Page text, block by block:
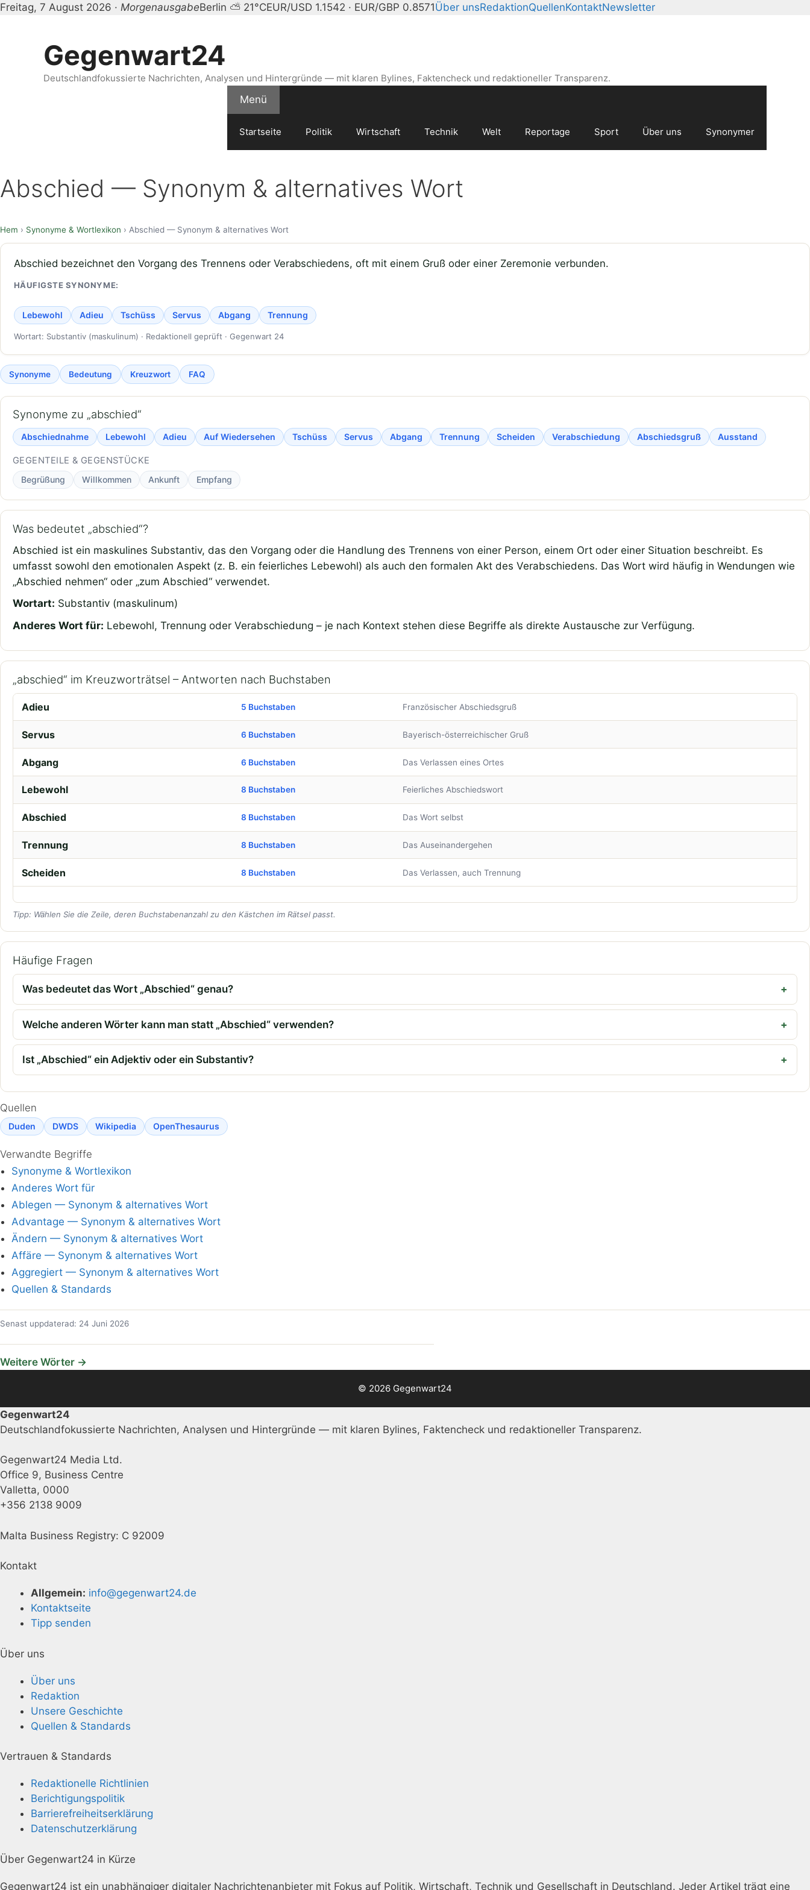
Freitag, 7 August 2026 · MorgenausgabeBerlin ⛅ 21°CEUR/USD 1.1542 · EUR/GBP 0.8571Über unsRedaktionQuellenKontaktNewsletter
Gegenwart24
Deutschlandfokussierte Nachrichten, Analysen und Hintergründe — mit klaren Bylines, Faktencheck und redaktioneller Transparenz.
Menü
Startseite Politik Wirtschaft Technik Welt Reportage Sport Über uns Synonymer
Abschied — Synonym & alternatives Wort
Hem › Synonyme & Wortlexikon › Abschied — Synonym & alternatives Wort
Abschied bezeichnet den Vorgang des Trennens oder Verabschiedens, oft mit einem Gruß oder einer Zeremonie verbunden.
HÄUFIGSTE SYNONYME:
Lebewohl Adieu Tschüss Servus Abgang Trennung
Wortart: Substantiv (maskulinum) · Redaktionell geprüft · Gegenwart 24
Synonyme Bedeutung Kreuzwort FAQ
Synonyme zu „abschied“
Abschiednahme Lebewohl Adieu Auf Wiedersehen Tschüss Servus Abgang Trennung Scheiden Verabschiedung Abschiedsgruß Ausstand
GEGENTEILE & GEGENSTÜCKE
Begrüßung Willkommen Ankunft Empfang
Was bedeutet „abschied“?
Abschied ist ein maskulines Substantiv, das den Vorgang oder die Handlung des Trennens von einer Person, einem Ort oder einer Situation beschreibt. Es
umfasst sowohl den emotionalen Aspekt (z. B. ein feierliches Lebewohl) als auch den formalen Akt des Verabschiedens. Das Wort wird häufig in Wendungen wie
„Abschied nehmen“ oder „zum Abschied“ verwendet.
Wortart: Substantiv (maskulinum)
Anderes Wort für: Lebewohl, Trennung oder Verabschiedung – je nach Kontext stehen diese Begriffe als direkte Austausche zur Verfügung.
„abschied“ im Kreuzworträtsel – Antworten nach Buchstaben
Adieu 5 Buchstaben Französischer Abschiedsgruß
Servus 6 Buchstaben Bayerisch-österreichischer Gruß
Abgang 6 Buchstaben Das Verlassen eines Ortes
Lebewohl 8 Buchstaben Feierliches Abschiedswort
Abschied 8 Buchstaben Das Wort selbst
Trennung 8 Buchstaben Das Auseinandergehen
Scheiden 8 Buchstaben Das Verlassen, auch Trennung
Tipp: Wählen Sie die Zeile, deren Buchstabenanzahl zu den Kästchen im Rätsel passt.
Häufige Fragen
Was bedeutet das Wort „Abschied“ genau?
Welche anderen Wörter kann man statt „Abschied“ verwenden?
Ist „Abschied“ ein Adjektiv oder ein Substantiv?
Quellen
Duden DWDS Wikipedia OpenThesaurus
Verwandte Begriffe
Synonyme & Wortlexikon
Anderes Wort für
Ablegen — Synonym & alternatives Wort
Advantage — Synonym & alternatives Wort
Ändern — Synonym & alternatives Wort
Affäre — Synonym & alternatives Wort
Aggregiert — Synonym & alternatives Wort
Quellen & Standards
Senast uppdaterad: 24 Juni 2026
Weitere Wörter →
© 2026 Gegenwart24
Gegenwart24
Deutschlandfokussierte Nachrichten, Analysen und Hintergründe — mit klaren Bylines, Faktencheck und redaktioneller Transparenz.
Gegenwart24 Media Ltd.
Office 9, Business Centre
Valletta, 0000
+356 2138 9009
Malta Business Registry: C 92009
Kontakt
Allgemein: info@gegenwart24.de
Kontaktseite
Tipp senden
Über uns
Über uns
Redaktion
Unsere Geschichte
Quellen & Standards
Vertrauen & Standards
Redaktionelle Richtlinien
Berichtigungspolitik
Barrierefreiheitserklärung
Datenschutzerklärung
Über Gegenwart24 in Kürze
Gegenwart24 ist ein unabhängiger digitaler Nachrichtenanbieter mit Fokus auf Politik, Wirtschaft, Technik und Gesellschaft in Deutschland. Jeder Artikel trägt eine